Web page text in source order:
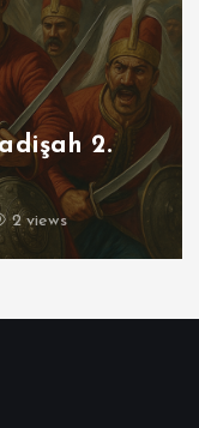
GENEL SPOR
Futbolun
İspanya
ByEditor